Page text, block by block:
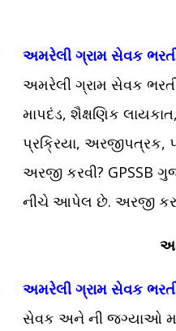
અમરેલી ગ્રામ સેવક
અમરેલી ગ્રામ સેવક
માપદંડ, શૈક્ષણિક
પ્રક્રિયા, અરજીપત્રક,
અરજી કરવી? GPSSB
નીચે આપેલ છે. અરજી
અમરેલી ગ્રામ સેવક
સેવક અને ની જગ્યાઓ